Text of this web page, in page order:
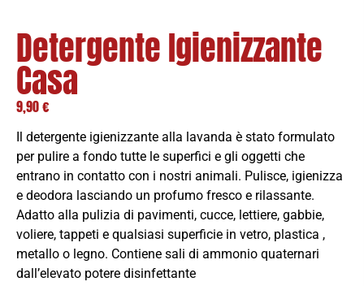
Detergente Igienizzante
Casa
9,90€
Il detergente igienizzante alla lavanda è stato formulato
per pulire a fondo tutte le superfici e gli oggetti che
entrano in contatto con i nostri animali. Pulisce, igienizza
e deodora lasciando un profumo fresco e rilassante.
Adatto alla pulizia di pavimenti, cucce, lettiere, gabbie,
voliere, tappeti e qualsiasi superficie in vetro, plastica ,
metallo o legno. Contiene sali di ammonio quaternari
dall’elevato potere disinfettante